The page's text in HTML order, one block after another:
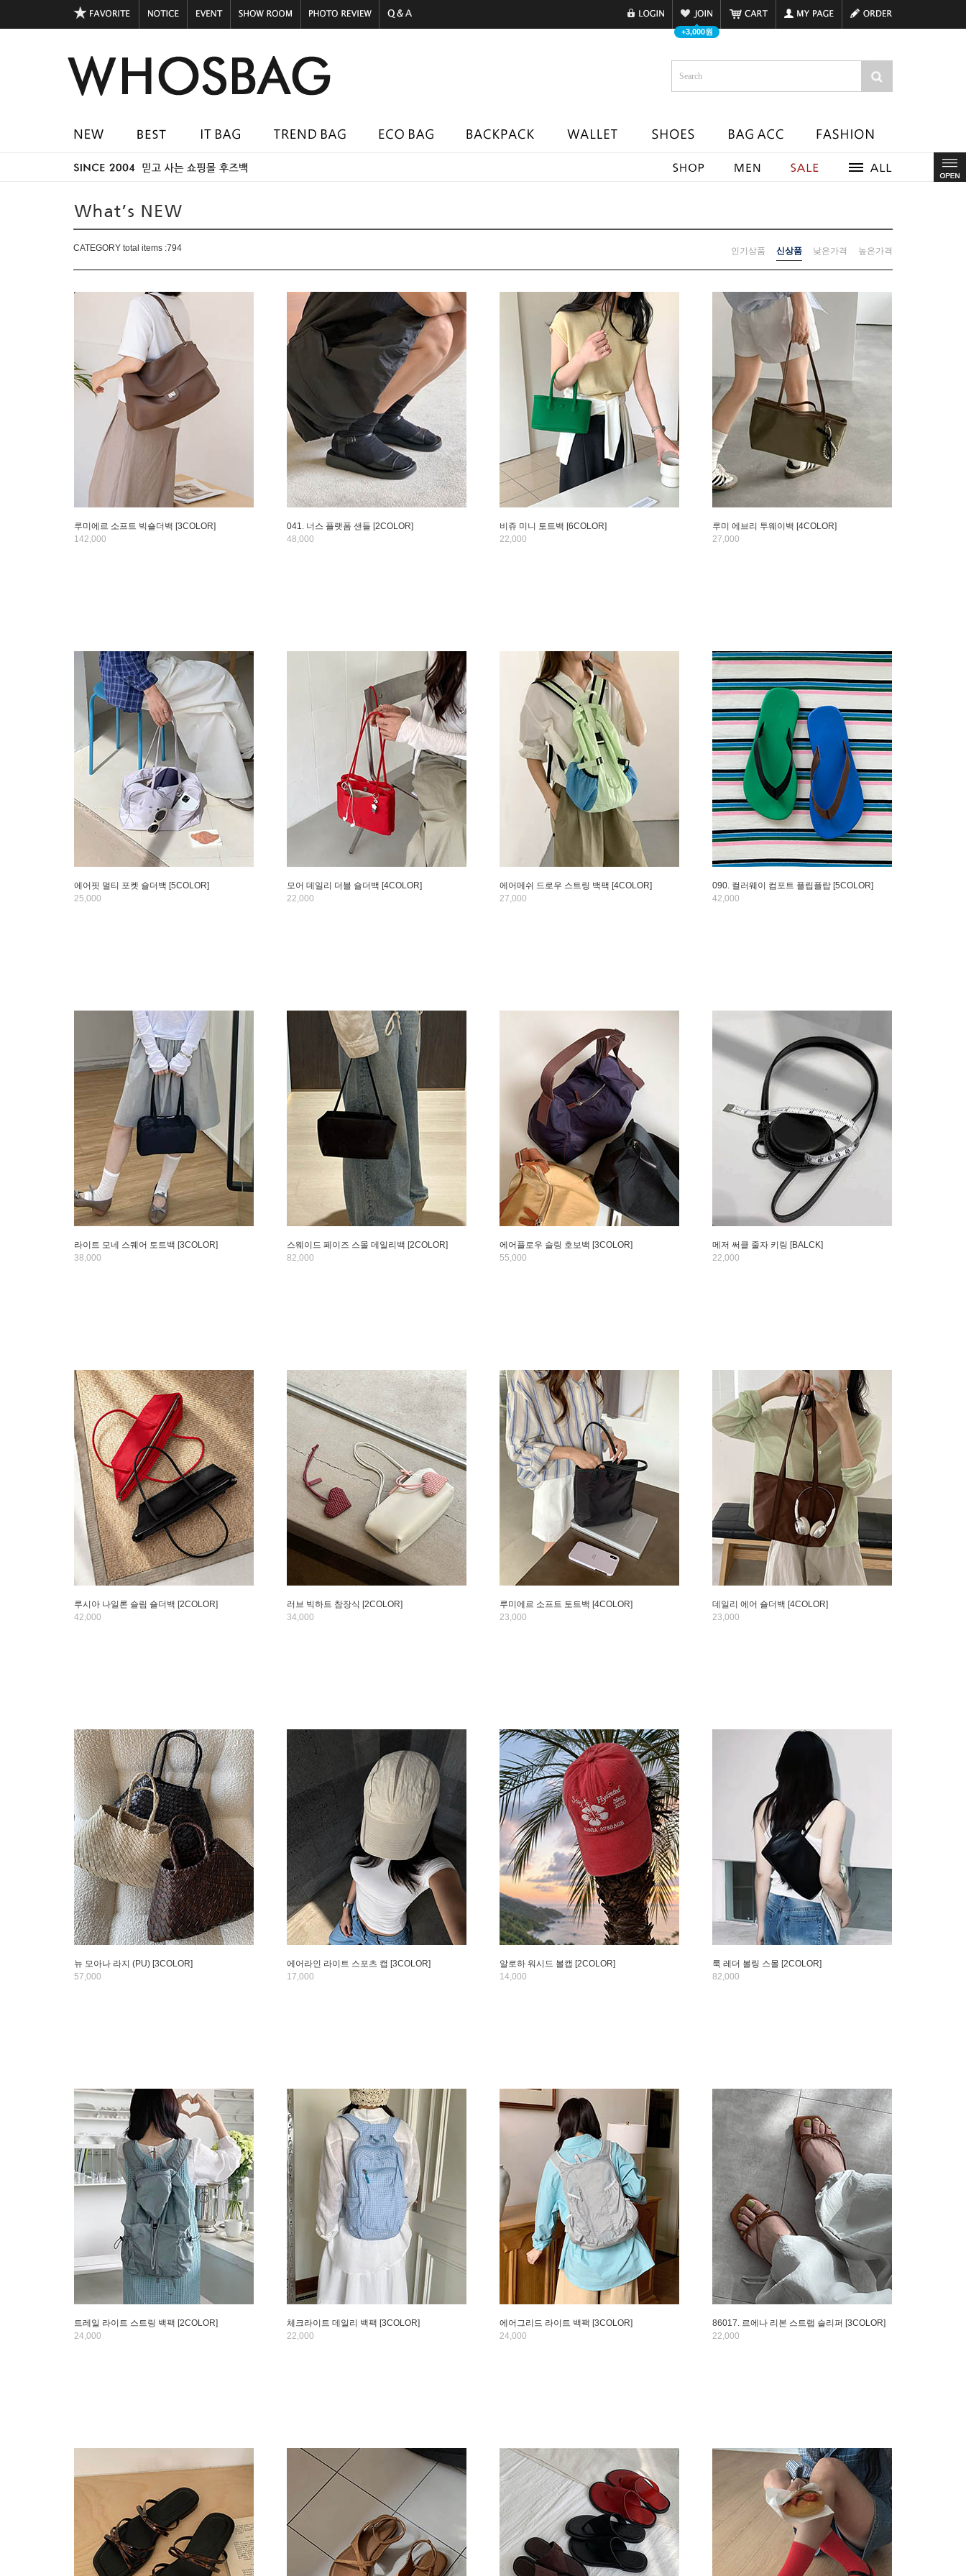
+3,000원
CATEGORY total items :794 인기상품 신상품 낮은가격 높은가격
루미에르 소프트 빅숄더백 [3COLOR]
142,000
041. 너스 플랫폼 샌들 [2COLOR]
48,000
비쥬 미니 토트백 [6COLOR]
22,000
루미 에브리 투웨이백 [4COLOR]
27,000
에어핏 멀티 포켓 숄더백 [5COLOR]
25,000
모어 데일리 더블 숄더백 [4COLOR]
22,000
에어메쉬 드로우 스트링 백팩 [4COLOR]
27,000
090. 컬러웨이 컴포트 플립플랍 [5COLOR]
42,000
라이트 모네 스퀘어 토트백 [3COLOR]
38,000
스웨이드 페이즈 스몰 데일리백 [2COLOR]
82,000
에어플로우 슬링 호보백 [3COLOR]
55,000
메저 써클 줄자 키링 [BALCK]
22,000
루시아 나일론 슬림 숄더백 [2COLOR]
42,000
러브 빅하트 참장식 [2COLOR]
34,000
루미에르 소프트 토트백 [4COLOR]
23,000
데일리 에어 숄더백 [4COLOR]
23,000
뉴 모아나 라지 (PU) [3COLOR]
57,000
에어라인 라이트 스포츠 캡 [3COLOR]
17,000
알로하 워시드 볼캡 [2COLOR]
14,000
룩 레더 볼링 스몰 [2COLOR]
82,000
트레일 라이트 스트링 백팩 [2COLOR]
24,000
체크라이트 데일리 백팩 [3COLOR]
22,000
에어그리드 라이트 백팩 [3COLOR]
24,000
86017. 르에나 리본 스트랩 슬리퍼 [3COLOR]
22,000